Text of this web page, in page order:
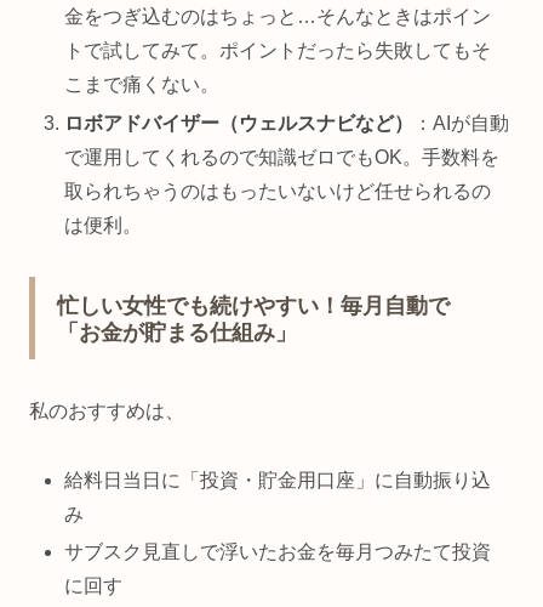
金をつぎ込むのはちょっと…そんなときはポイン
トで試してみて。ポイントだったら失敗してもそ
こまで痛くない。
ロボアドバイザー（ウェルスナビなど）
：AIが自動
で運用してくれるので知識ゼロでもOK。手数料を
取られちゃうのはもったいないけど任せられるの
は便利。
忙しい女性でも続けやすい！毎月自動で
「お金が貯まる仕組み」
私のおすすめは、
給料日当日に「投資・貯金用口座」に自動振り込
み
サブスク見直しで浮いたお金を毎月つみたて投資
に回す